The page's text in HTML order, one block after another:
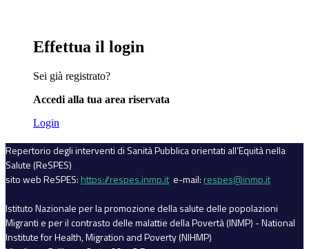
Effettua il login
Sei già registrato?
Accedi alla tua area riservata
Login
Repertorio degli interventi di Sanità Pubblica orientati all’Equità nella
Salute (ReSPES)
sito web ReSPES: https://respes.inmp.ite-mail: respes@inmp.it
Istituto Nazionale per la promozione della salute delle popolazioni
Migranti e per il contrasto delle malattie della Povertà (INMP) - National
Institute for Health, Migration and Poverty (NIHMP)